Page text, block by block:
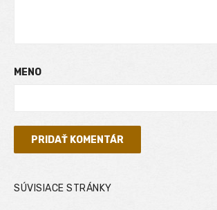
MENO
SÚVISIACE STRÁNKY